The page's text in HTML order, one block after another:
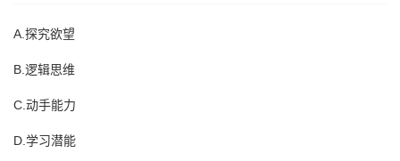
A.探究欲望
B.逻辑思维
C.动手能力
D.学习潜能